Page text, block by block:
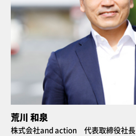
荒川 和泉
株式会社and action 代表取締役社長